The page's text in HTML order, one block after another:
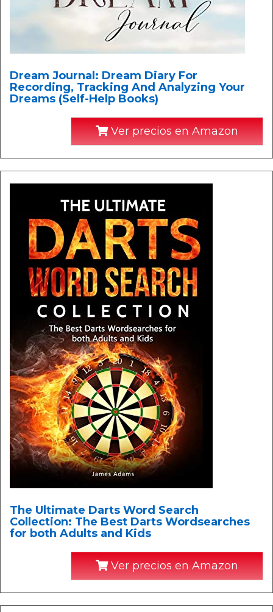
Dream Journal: Dream Diary For
Recording, Tracking And Analyzing Your
Dreams (Self-Help Books)
Ver precios en Amazon
The Ultimate Darts Word Search
Collection: The Best Darts Wordsearches
for both Adults and Kids
Ver precios en Amazon